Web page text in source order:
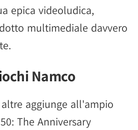
epica videoludica,
multimediale davvero
Namco
aggiunge all'ampio
The Anniversary